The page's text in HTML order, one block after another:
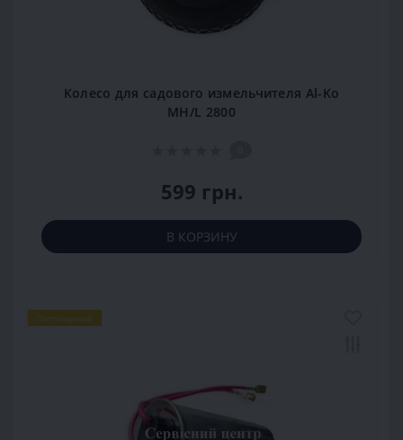
Колесо для садового измельчителя Al-Ko
MH/L 2800
599 грн.
В КОРЗИНУ
Популярный